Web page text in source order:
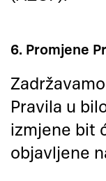
6. Promjene
Pravila u
izmjene bit
objavljene